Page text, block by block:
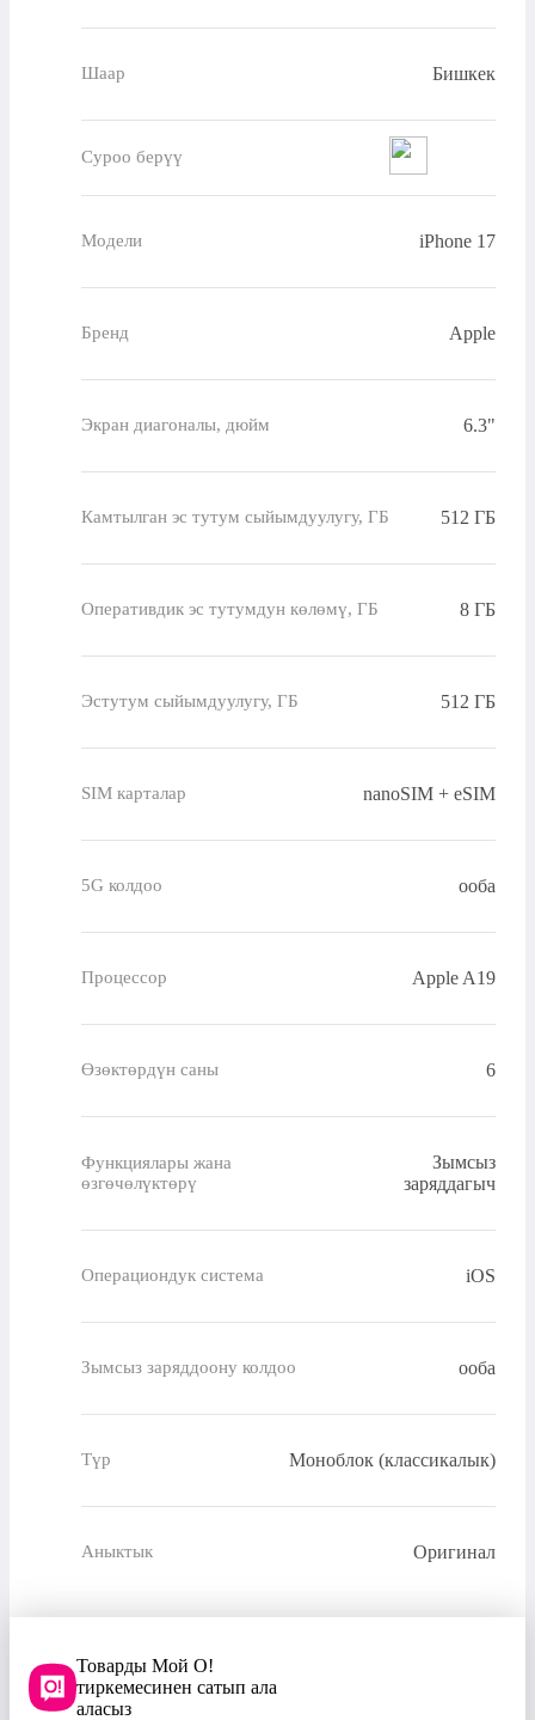
Шаар Бишкек
Суроо берүү
Модели iPhone 17
Бренд Apple
Экран диагоналы, дюйм 6.3"
Камтылган эс тутум сыйымдуулугу, ГБ 512 ГБ
Оперативдик эс тутумдун көлөмү, ГБ 8 ГБ
Эстутум сыйымдуулугу, ГБ 512 ГБ
SIM карталар nanoSIM + eSIM
5G колдоо ооба
Процессор Apple A19
Өзөктөрдүн саны 6
Функциялары жана
өзгөчөлүктөрү
Зымсыз
заряддагыч
Операциондук система iOS
Зымсыз заряддоону колдоо ооба
Түр Моноблок (классикалык)
Аныктык Оригинал
Товарды Мой О!
тиркемесинен сатып ала
аласыз